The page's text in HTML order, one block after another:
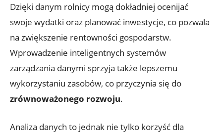
Dzięki danym rolnicy mogą dokładniej ocenijać
swoje wydatki oraz planować inwestycje, co pozwala
na zwiększenie rentowności gospodarstw.
Wprowadzenie inteligentnych systemów
zarządzania danymi sprzyja także lepszemu
wykorzystaniu zasobów, co przyczynia się do
zrównoważonego rozwoju.
Analiza danych to jednak nie tylko korzyść dla